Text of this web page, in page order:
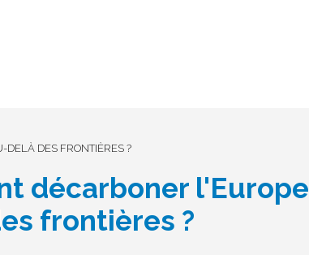
DELÀ DES FRONTIÈRES ?
décarboner l'Europe
frontières ?